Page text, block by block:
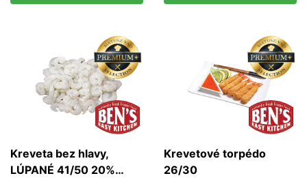
Kreveta bez hlavy,
LÚPANÉ 41/50 20%
Krevetové torpédo
26/30